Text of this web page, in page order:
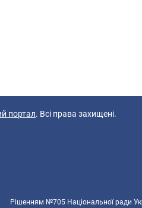
портал. Всі права захищені.
Рішенням №705 Національної ради